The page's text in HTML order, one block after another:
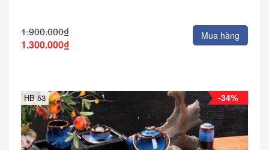
1.900.000₫
1.300.000₫
Mua hàng
-34%
HB 53